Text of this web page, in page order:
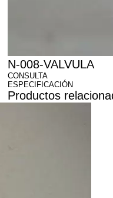
N-008-VALVULA
CONSULTA
ESPECIFICACIÓN
Productos